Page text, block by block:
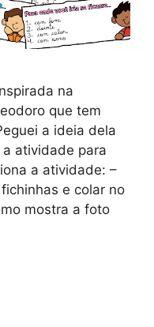
na
que tem
a ideia dela
atividade para
a atividade: –
e colar no
mostra a foto